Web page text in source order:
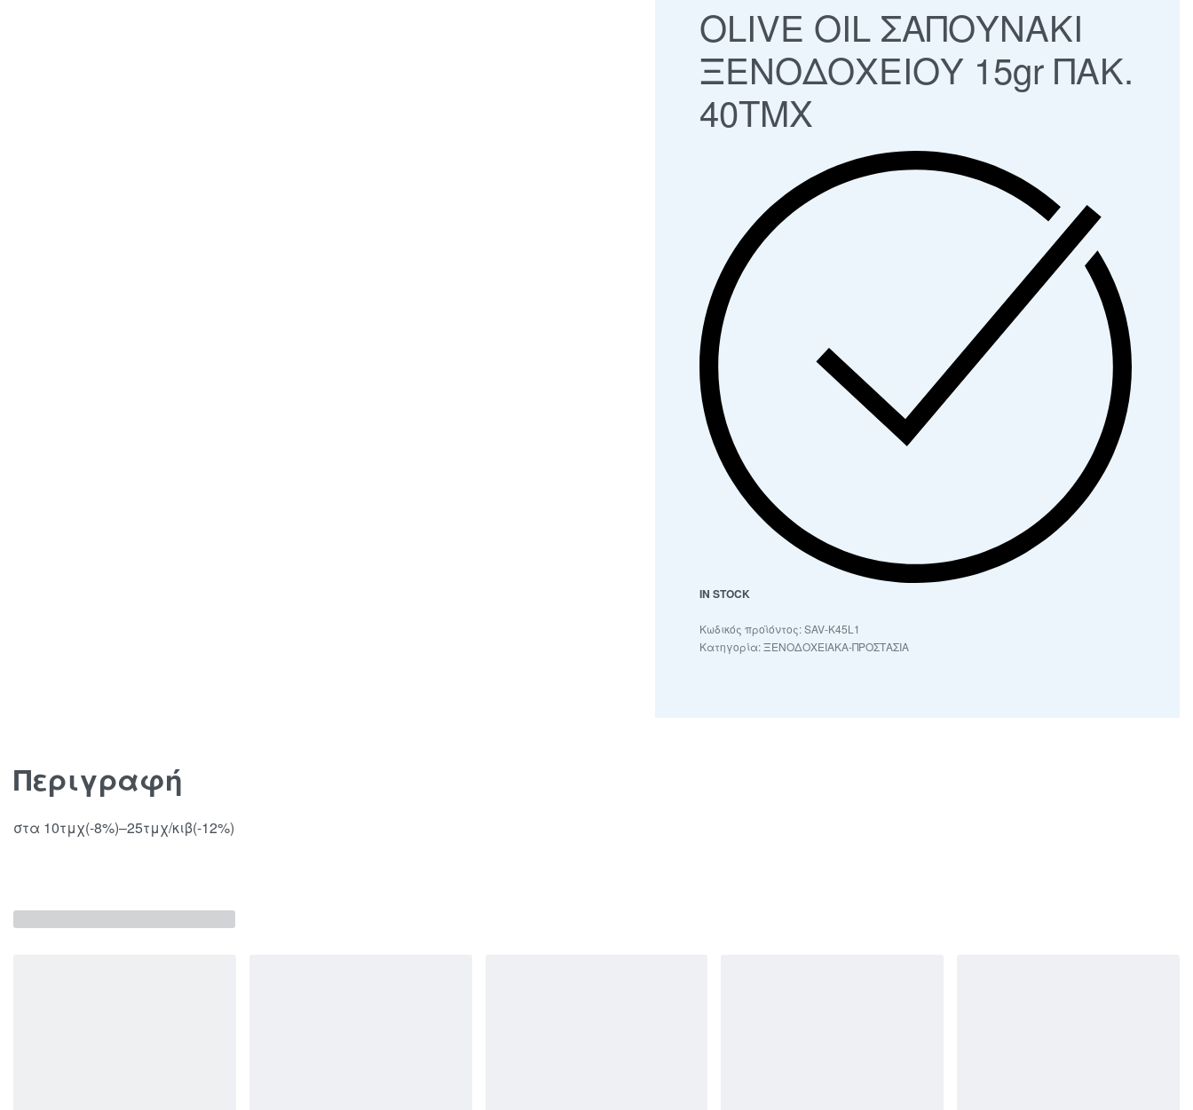
OLIVE OIL ΣΑΠΟΥΝΑΚΙ
ΞΕΝΟΔΟΧΕΙΟΥ 15gr ΠΑΚ.
40ΤΜΧ
IN STOCK
SAV-K45L1
Κατηγορία:ΞΕΝΟΔΟΧΕΙΑΚΑ-ΠΡΟΣΤΑΣΙΑ
Περιγραφή
στα 10τμχ(-8%)–25τμχ/κιβ(-12%)